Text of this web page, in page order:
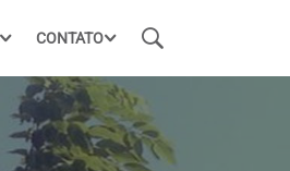
CONTATO